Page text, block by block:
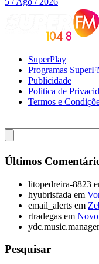
SuperPlay
Programas
Publicidade
Politica de
Termos e
Últimos
litopedreira-8823
hyubrisfada em
email_alerts em
rtradegas em Novo
Pesquisar